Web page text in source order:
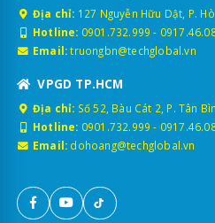
Địa chỉ: 127 Nguyễn Hữu Dật, P.
Hotline: 0901.732.999 -
Email: truongbn@techglobal.vn
VPGD TP.HCM
Địa chỉ: Số 52, Bàu Cát 2, P. Tân
Hotline: 0901.732.999 -
Email: dohoang@techglobal.vn